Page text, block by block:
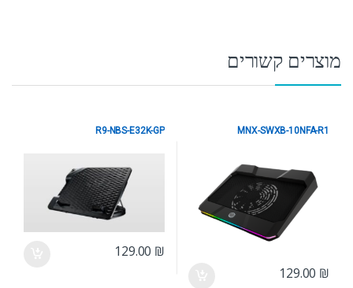
מוצרים קשורים
משטח קירור למחשב נייד
MNX-SWXB-10NFA-R1
129.00 ₪
R9-NBS-E32K-GP
129.00 ₪